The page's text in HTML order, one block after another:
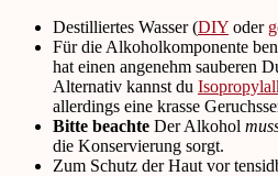
Destilliertes Wasser (DIY oder
Für die Alkoholkomponente
hat einen angenehm sauberen
Alternativ kannst du
allerdings eine krasse
Bitte beachte Der Alkohol
die Konservierung sorgt.
Zum Schutz der Haut vor